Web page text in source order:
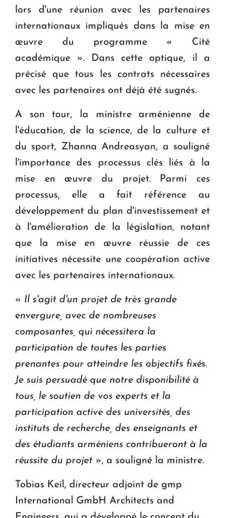
lors d'une réunion avec les partenaires
internationaux impliqués dans la mise en
œuvre du programme « Cité
académique ». Dans cette optique, il a
précisé que tous les contrats nécessaires
avec les partenaires ont déjà été sugnés.
A son tour, la ministre arménienne de
l'éducation, de la science, de la culture et
du sport, Zhanna Andreasyan, a souligné
l'importance des processus clés liés à la
mise en œuvre du projet. Parmi ces
processus, elle a fait référence au
développement du plan d'investissement et
à l'amélioration de la législation, notant
que la mise en œuvre réussie de ces
initiatives nécessite une coopération active
avec les partenaires internationaux.
« Il s'agit d'un projet de très grande
envergure, avec de nombreuses
composantes, qui nécessitera la
participation de toutes les parties
prenantes pour atteindre les objectifs fixés.
Je suis persuadé que notre disponibilité à
tous, le soutien de vos experts et la
participation active des universités, des
instituts de recherche, des enseignants et
des étudiants arméniens contribueront à la
réussite du projet », a souligné la ministre.
Tobias Keil, directeur adjoint de gmp
International GmbH Architects and